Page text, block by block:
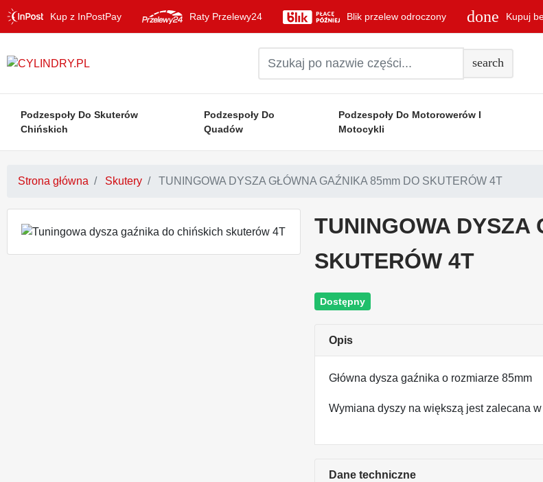
Kup z InPostPay Raty Przelewy24 Blik przelew odroczony done Kupuj
search
Podzespoły Do Skuterów
Chińskich
Podzespoły Do
Quadów
Podzespoły Do Motorowerów I
Motocykli
Strona główna Skutery TUNINGOWA DYSZA GŁÓWNA GAŹNIKA 85mm DO SKUTERÓW 4T
TUNINGOWA DYSZA
SKUTERÓW 4T
Dostępny
Opis
Główna dysza gaźnika o rozmiarze 85mm
Wymiana dyszy na większą jest zalecana
Dane techniczne